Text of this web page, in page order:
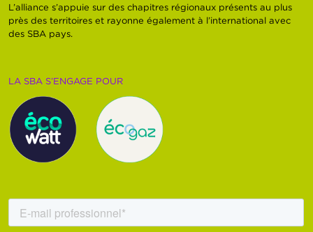
L’alliance s’appuie sur des chapitres régionaux présents au plus
près des territoires et rayonne également à l’international avec
des SBA pays.
LA SBA S’ENGAGE POUR